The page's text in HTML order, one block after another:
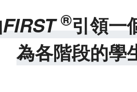
FIRST ®引領一
為各階段的學